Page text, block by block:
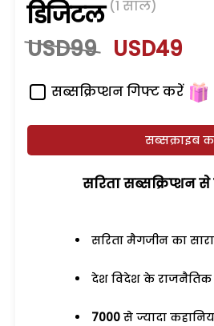
डिजिटल (1 साल)
USD99 USD49
सब्सक्रिप्शन गिफ्ट करें
सब्सक्राइब
सरिता सब्सक्रिप्शन
सरिता मैगजीन का
देश विदेश के राजनैतिक
7000 से ज्यादा